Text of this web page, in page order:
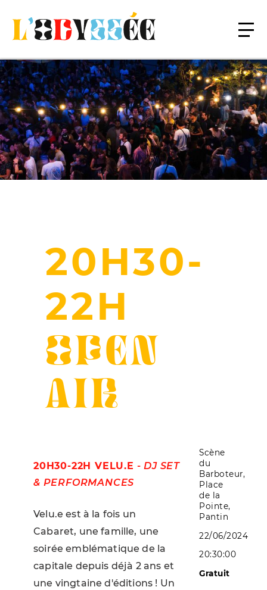
20H30-
22H
OPEN
AIR
20H30-22H VELU.E -DJ SET
& PERFORMANCES
Velu.e est à la fois un
Cabaret, une famille, une
soirée emblématique de la
capitale depuis déjà 2 ans et
une vingtaine d'éditions ! Un
Scène
du
Barboteur,
Place
de la
Pointe,
Pantin
22/06/2024
20:30:00
Gratuit